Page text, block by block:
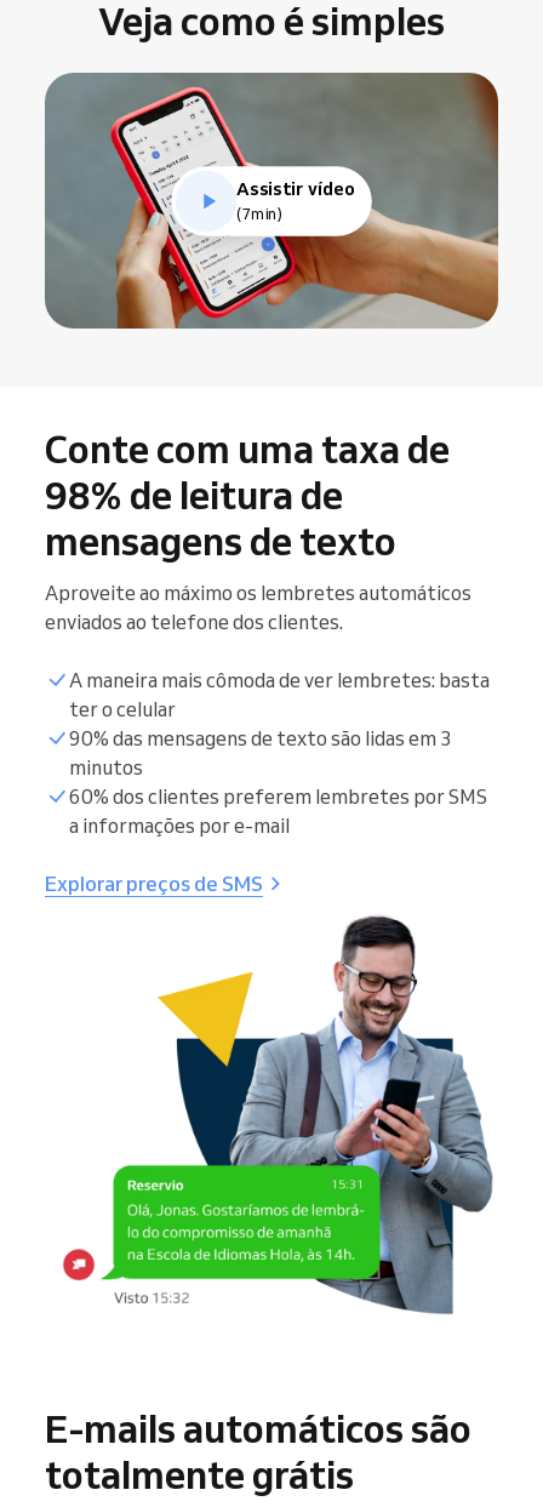
Veja como é simples
Assistir vídeo
(7min)
Conte com uma taxa de
98% de leitura de
mensagens de texto
Aproveite ao máximo os lembretes automáticos
enviados ao telefone dos clientes.
A maneira mais cômoda de ver lembretes: basta
ter o celular
90% das mensagens de texto são lidas em 3
minutos
60% dos clientes preferem lembretes por SMS
a informações por e-mail
Explorar preços de SMS
E-mails automáticos são
totalmente grátis